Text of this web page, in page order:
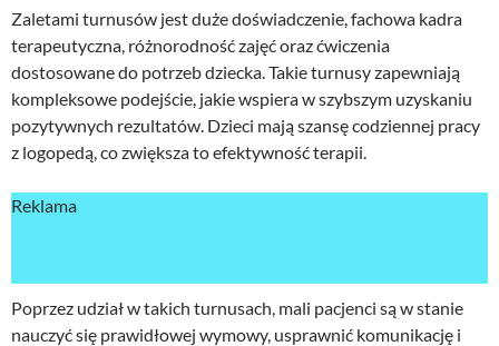
Zaletami turnusów jest duże doświadczenie, fachowa kadra
terapeutyczna, różnorodność zajęć oraz ćwiczenia
dostosowane do potrzeb dziecka. Takie turnusy zapewniają
kompleksowe podejście, jakie wspiera w szybszym uzyskaniu
pozytywnych rezultatów. Dzieci mają szansę codziennej pracy
z logopedą, co zwiększa to efektywność terapii.
Reklama
Poprzez udział w takich turnusach, mali pacjenci są w stanie
nauczyć się prawidłowej wymowy, usprawnić komunikację i